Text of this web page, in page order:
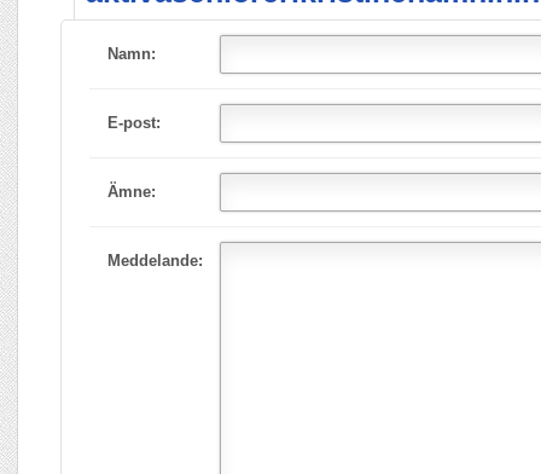
Namn:
E-post:
Ämne:
Meddelande: